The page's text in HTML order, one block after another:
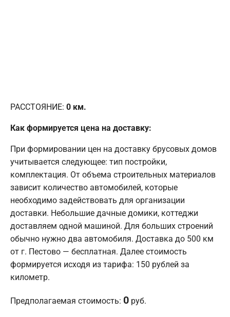
РАССТОЯНИЕ: 0 км.
Как формируется цена на доставку:
При формировании цен на доставку брусовых домов
учитывается следующее: тип постройки,
комплектация. От объема строительных материалов
зависит количество автомобилей, которые
необходимо задействовать для организации
доставки. Небольшие дачные домики, коттеджи
доставляем одной машиной. Для больших строений
обычно нужно два автомобиля. Доставка до 500 км
от г. Пестово — бесплатная. Далее стоимость
формируется исходя из тарифа: 150 рублей за
километр.
Предполагаемая стоимость: 0 руб.